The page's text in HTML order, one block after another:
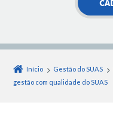
Início Gestão do SUAS
gestão com qualidade do SUAS